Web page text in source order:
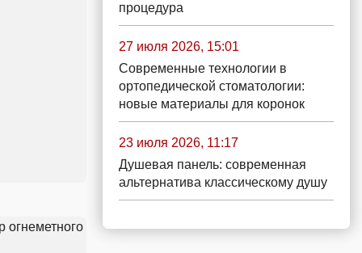
процедура
27 июля 2026, 15:01
Современные технологии в
ортопедической стоматологии:
новые материалы для коронок
23 июля 2026, 11:17
Душевая панель: современная
альтернатива классическому душу